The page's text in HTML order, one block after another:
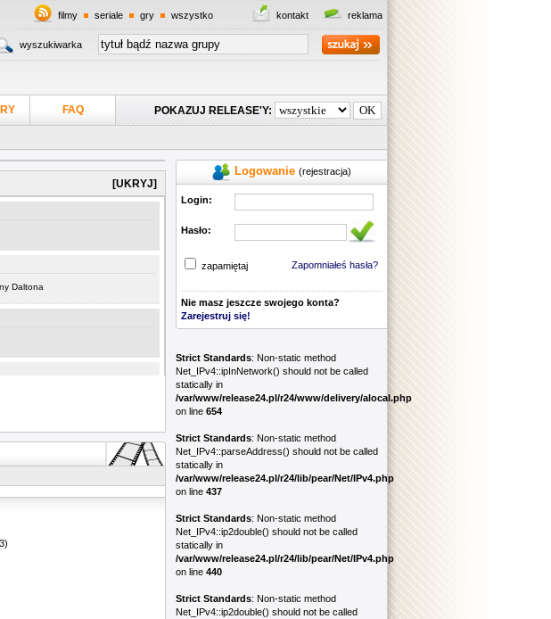
reklama
kontakt
filmy seriale gry wszystko
wyszukiwarka
POKAZUJ RELEASE'Y:
FAQ
Logowanie (rejestracja)
Login:
Hasło:
Zapomniałeś hasła?
zapamiętaj
Nie masz jeszcze swojego konta?
Zarejestruj się!
Strict Standards: Non-static method
Net_IPv4::ipInNetwork() should not be called
statically in
/var/www/release24.pl/r24/www/delivery/alocal.php
on line 654
Strict Standards: Non-static method
Net_IPv4::parseAddress() should not be called
statically in
/var/www/release24.pl/r24/lib/pear/Net/IPv4.php
on line 437
Strict Standards: Non-static method
Net_IPv4::ip2double() should not be called
statically in
/var/www/release24.pl/r24/lib/pear/Net/IPv4.php
on line 440
Strict Standards: Non-static method
Net_IPv4::ip2double() should not be called
[UKRYJ]